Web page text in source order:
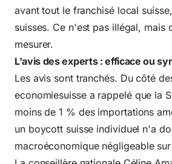
avant tout le franchisé local
suisses. Ce n'est pas illégal, mais
mesurer.
L'avis des experts : efficace ou
Les avis sont tranchés. Du côté
economiesuisse a rappelé que la
moins de 1 % des importations
un boycott suisse individuel n'a
macroéconomique négligeable